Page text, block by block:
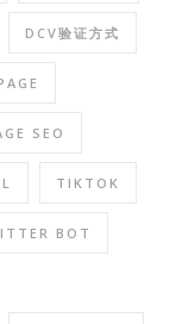
DCV验证方式
SEO
TIKTOK
BOT